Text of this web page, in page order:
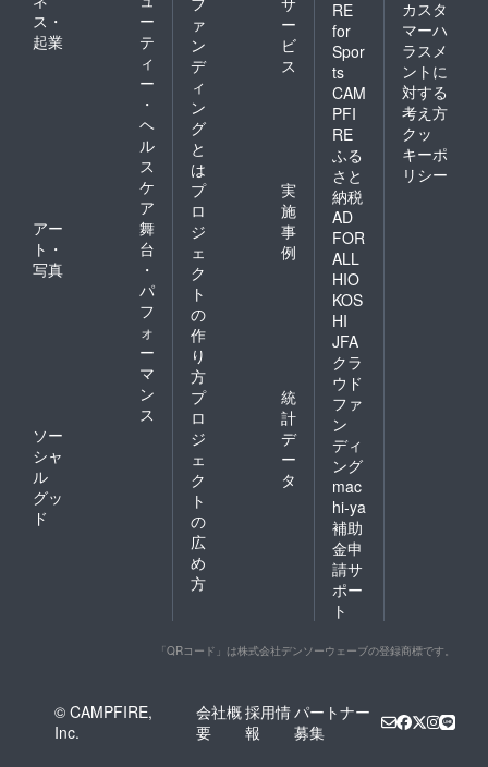
するも
のでは
ありま
せん。
ス・
起業
ー
テ
ィ
ー
・
ヘ
ル
ス
ケ
ア
アー
ト・
写真
舞
台
・
パ
フ
ォ
ー
マ
ン
ス
ソー
シャ
ル
グッ
ド
ァ
ン
デ
ィ
ン
グ
と
は
ー
ビ
ス
プ
ロ
ジ
ェ
ク
ト
の
作
り
方
実
施
事
例
プ
ロ
ジ
ェ
ク
ト
の
広
め
方
統
計
デ
ー
タ
RE
for
Spor
ts
CAM
PFI
RE
ふる
さと
納税
AD
FOR
ALL
HIO
KOS
HI
JFA
クラ
ウド
ファ
ン
ディ
ング
mac
hi-ya
補助
金申
請サ
ポー
ト
カスタ
マーハ
ラスメ
ントに
対する
考え方
クッ
キーポ
リシー
「QRコード」は株式会社デンソーウェーブの登録商標です。
© CAMPFIRE,
Inc.
会社概
要
採用情
報
パートナー
募集